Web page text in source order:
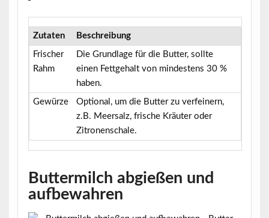
Zutaten Beschreibung
Frischer
Rahm
Die Grundlage für die Butter, sollte
einen Fettgehalt von mindestens 30 %
haben.
Gewürze
Optional, um die Butter zu verfeinern,
z.B. Meersalz, frische Kräuter oder
Zitronenschale.
Buttermilch abgießen und
aufbewahren